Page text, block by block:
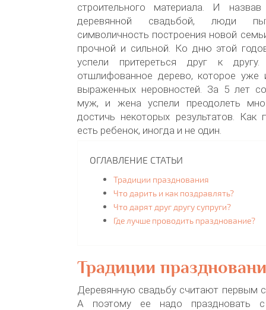
строительного материала. И
деревянной свадьбой, люди
символичность построения новой
прочной и сильной. Ко дню этой
успели притереться друг к
отшлифованное дерево, которое уже
выраженных неровностей. За 5 лет
муж, и жена успели преодолеть
достичь некоторых результатов. Как
есть ребенок, иногда и не один.
ОГЛАВЛЕНИЕ СТАТЬИ
Традиции празднования
Что дарить и как поздравлять?
Что дарят друг другу супруги?
Где лучше проводить празднование?
Традиции
Деревянную свадьбу считают первым
А поэтому ее надо праздновать с